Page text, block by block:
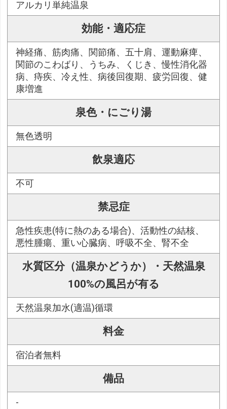
アルカリ単純温泉
効能・適応症
神経痛、筋肉痛、関節痛、五十肩、運動麻痺、
関節のこわばり、うちみ、くじき、慢性消化器
病、痔疾、冷え性、病後回復期、疲労回復、健
康増進
泉色・にごり湯
無色透明
飲泉適応
不可
禁忌症
急性疾患(特に熱のある場合)、活動性の結核、
悪性腫瘍、重い心臓病、呼吸不全、腎不全
水質区分（温泉かどうか）・天然温泉
100%の風呂が有る
天然温泉加水(適温)循環
料金
宿泊者無料
備品
-